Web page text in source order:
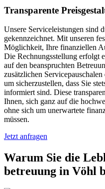
Transparente
Unsere Serviceleistungen sind
gekennzeichnet. Mit unseren
Möglichkeit, Ihre finanziellen
Die Rechnungsstellung erfolgt
auf den beanspruchten
zusätzlichen
um sicherzustellen, dass Sie
informiert sind. Diese
Ihnen, sich ganz auf die
ohne sich um unerwartete
müssen.
Jetzt anfragen
Warum Sie die
betreuung in Vöhl